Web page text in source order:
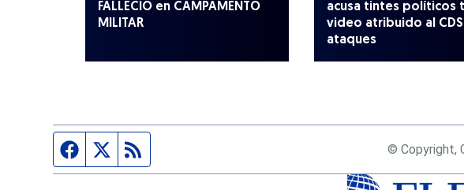
FALLECIÓ en CAMPAMENTO
MILITAR
acusa tintes políticos
video atribuido al
ataques
Página de Facebook
Fuente Twitter © Copyright,